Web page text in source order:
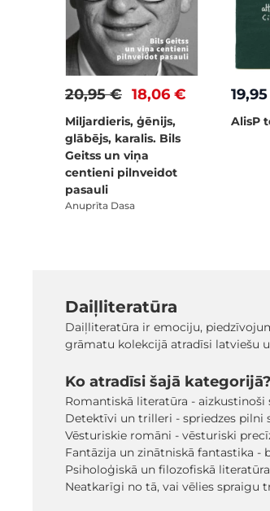
18,06 €
20,95 €
Miljardieris, ģēnijs,
glābējs, karalis. Bils
Geitss un viņa
centieni pilnveidot
pasauli
Anuprīta Dasa
AlisP
Daiļliteratūra
Daiļliteratūra ir emociju,
grāmatu kolekcijā atradīsi latviešu
Ko atradīsi šajā kategorijā?
Romantiskā literatūra -
Detektīvi un trilleri - spriedzes pilni
Vēsturiskie romāni - vēsturiski
Fantāzija un zinātniskā fantastika -
Psiholoģiskā un filozofiskā
Neatkarīgi no tā, vai vēlies spraigu